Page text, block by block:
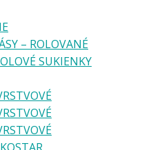
– ROLOVANÉ
SUKIENKY